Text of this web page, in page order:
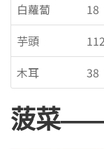
白蘿蔔
18
芋頭
112
木耳
38
菠菜——